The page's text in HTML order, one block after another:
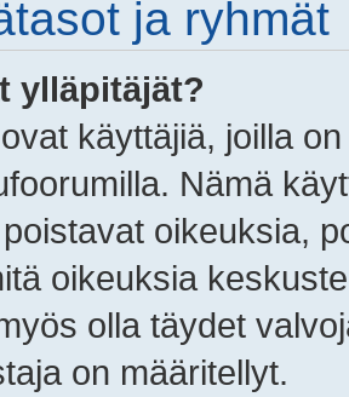
ja ryhmät
ylläpitäjät?
käyttäjiä, joilla
Nämä
oikeuksia,
oikeuksia
olla täydet
on määritellyt.